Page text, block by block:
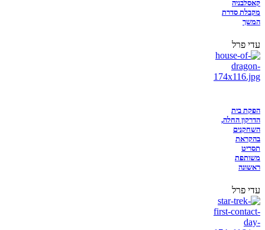
קאסלבניה
מקבלת סדרת
המשך
עדי פרל
הפקת בית
הדרקון החלה,
השחקנים
בהקראת
תסריט
משותפת
ראשונה
עדי פרל